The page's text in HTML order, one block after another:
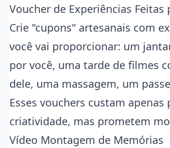
Voucher de Experiências Feitas
Crie "cupons" artesanais com
você vai proporcionar: um
por você, uma tarde de filmes
dele, uma massagem, um
Esses vouchers custam apenas
criatividade, mas prometem
Vídeo Montagem de Memórias